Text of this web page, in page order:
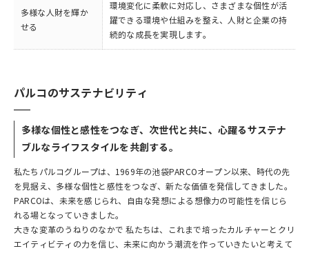
多様な人財を輝か
せる
環境変化に柔軟に対応し、さまざまな個性が活
躍できる環境や仕組みを整え、人財と企業の持
続的な成長を実現します。
パルコのサステナビリティ
多様な個性と感性をつなぎ、次世代と共に、心躍るサステナ
ブルなライフスタイルを共創する。
私たちパルコグループは、1969年の池袋PARCOオープン以来、時代の先
を見据え、多様な個性と感性をつなぎ、新たな価値を発信してきました。
PARCOは、未来を感じられ、自由な発想による想像力の可能性を信じら
れる場となっていきました。
大きな変革のうねりのなかで 私たちは、これまで培ったカルチャーとクリ
エイティビティの力を信じ、未来に向かう潮流を作っていきたいと考えて